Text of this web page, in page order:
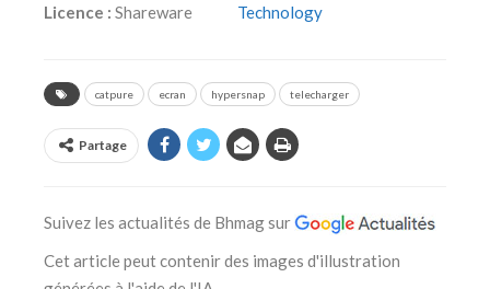
Licence : Shareware
Technology
catpure ecran hypersnap telecharger
Partage
Suivez les actualités de Bhmag sur
Cet article peut contenir des images d'illustration